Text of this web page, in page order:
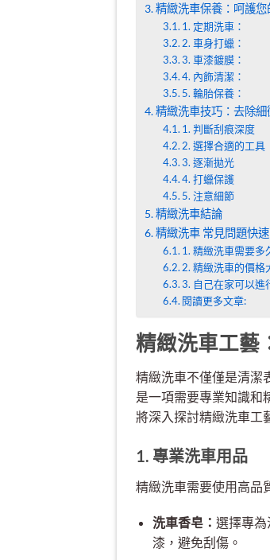
精緻洗車保養：呵護您
1. 定期洗車：
2. 車身打蠟：
3. 車漆鍍膜：
4. 內飾清潔：
5. 輪胎保養：
精緻洗車技巧：去除
1. 判斷刮痕深度
2. 選擇合適的工具
3. 逐漸拋光
4. 打蠟保護
5. 注意細節
精緻洗車結論
精緻洗車 常見問題快
1. 精緻洗車需要多
2. 精緻洗車的價格
3. 自己在家可以進
閱讀更多文章:
精緻洗車工藝
精緻洗車不僅僅是清潔
是一項需要專業知識和
將深入探討精緻洗車工
1. 專業洗車用品
精緻洗車需要使用高品
洗車香皂： 選擇專
漆，避免刮傷。